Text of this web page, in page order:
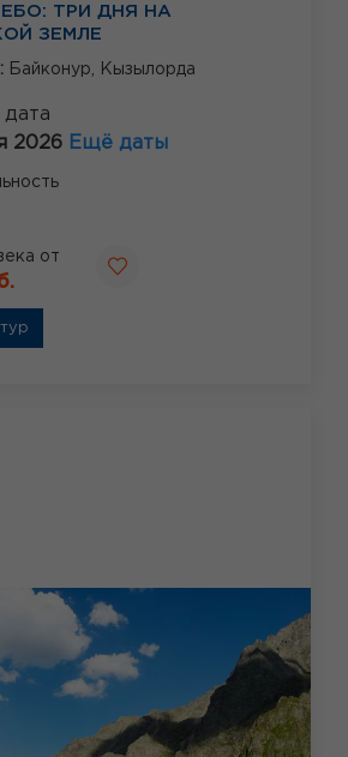
ТРИ ДНЯ НА
ЗЕМЛЕ
Байконур, Кызылорда
2026 Ещё даты
от